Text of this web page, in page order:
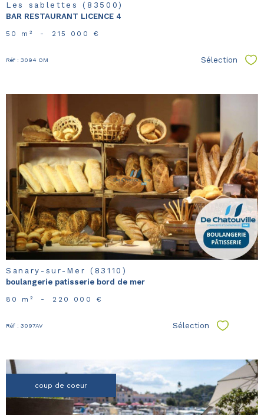
Les sablettes (83500)
BAR RESTAURANT LICENCE 4
50 m² - 215 000 €
Réf : 3094 OM Sélection
voir le
bien
Sanary-sur-Mer (83110)
boulangerie patisserie bord de mer
80 m² - 220 000 €
Réf : 3097AV Sélection
coup de coeur